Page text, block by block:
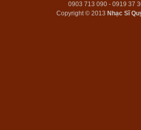
0903 713 090 - 0919 37
Copyright © 2013 Nhạc Sĩ